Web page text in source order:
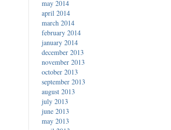
may 2014
april 2014
march 2014
february 2014
january 2014
december 2013
november 2013
october 2013
september 2013
august 2013
july 2013
june 2013
may 2013